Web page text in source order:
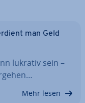
man Geld
lukrativ sein –
Mehr lesen